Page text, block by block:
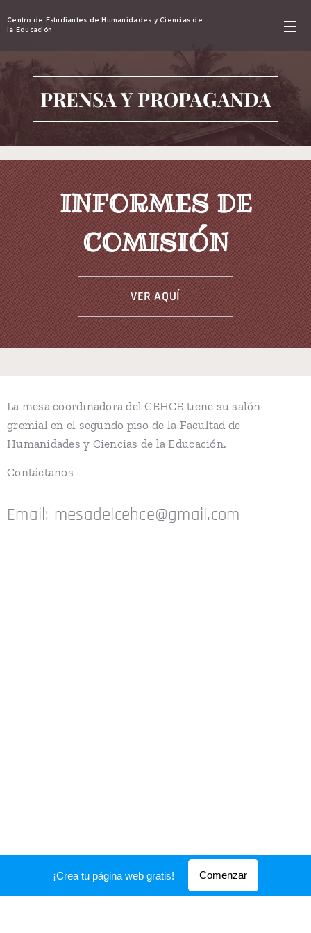
Centro de Estudiantes de Humanidades y Ciencias de
la Educación
PRENSA Y PROPAGANDA
INFORMES DE
COMISIÓN
VER AQUÍ
La mesa coordinadora del CEHCE tiene su salón
gremial en el segundo piso de la Facultad de
Humanidades y Ciencias de la Educación.
Contáctanos
Email: mesadelcehce@gmail.com
¡Crea tu página web gratis! Comenzar